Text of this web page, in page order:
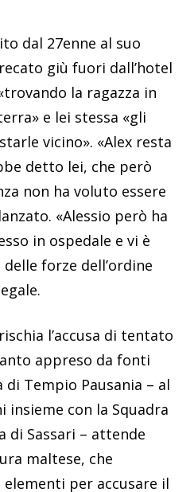
dal 27enne al suo
giù fuori dall’hotel
la ragazza in
e lei stessa «gli
vicino». «Alex resta
detto lei, che però
non ha voluto essere
«Alessio però ha
in ospedale e vi è
forze dell’ordine
l’accusa di tentato
appreso da fonti
Tempio Pausania – al
insieme con la Squadra
di Sassari – attende
maltese, che
per accusare il